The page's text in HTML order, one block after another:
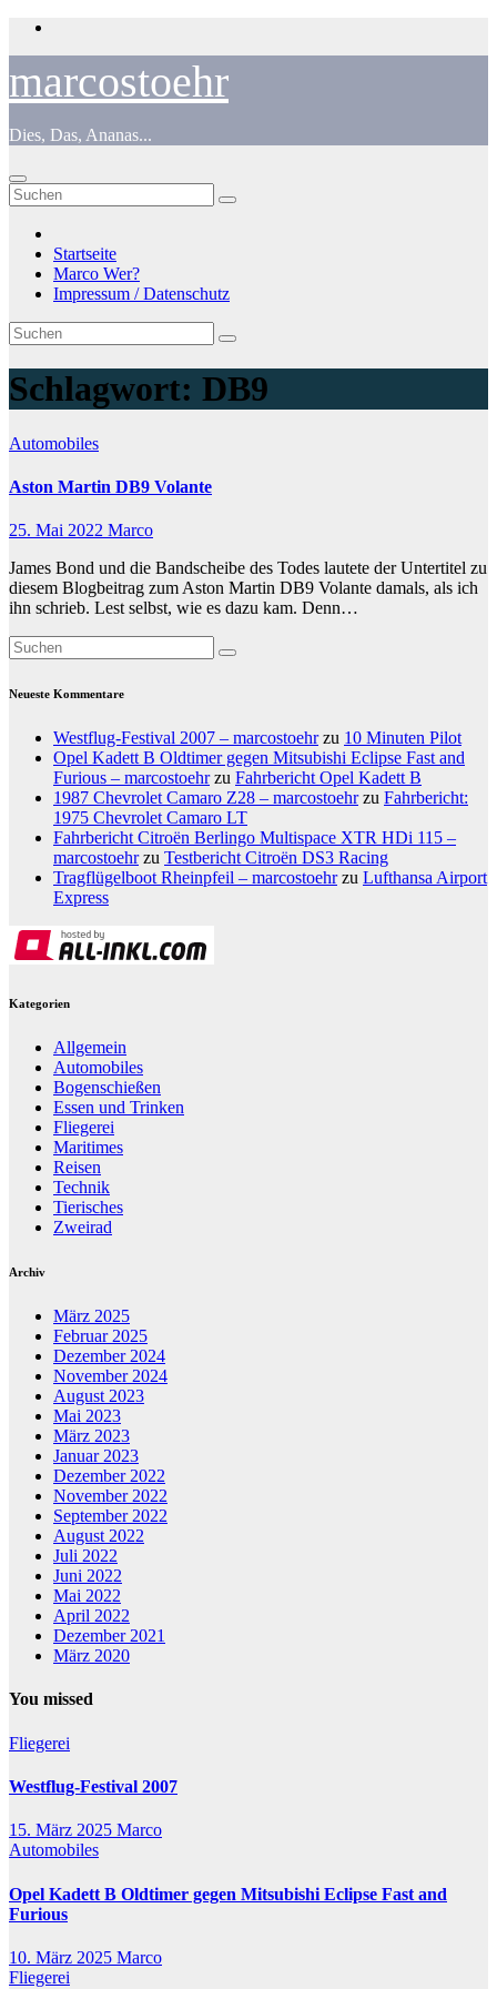
Zum
marcostoehr
Dies, Das, Ananas...
Startseite
Marco Wer?
Impressum / Datenschutz
Schlagwort: DB9
Automobiles
Aston Martin DB9 Volante
25. Mai 2022 Marco
James Bond und die Bandscheibe des Todes lautete der Untertitel zu
diesem Blogbeitrag zum Aston Martin DB9 Volante damals, als ich
ihn schrieb. Lest selbst, wie es dazu kam. Denn…
Neueste Kommentare
Westflug-Festival 2007 – marcostoehrzu 10 Minuten Pilot
Opel Kadett B Oldtimer gegen Mitsubishi Eclipse Fast and
Furious – marcostoehrzu Fahrbericht Opel Kadett B
1987 Chevrolet Camaro Z28 – marcostoehrzu Fahrbericht:
1975 Chevrolet Camaro LT
Fahrbericht Citroën Berlingo Multispace XTR HDi 115 –
marcostoehrzu Testbericht Citroën DS3 Racing
Tragflügelboot Rheinpfeil – marcostoehrzu Lufthansa Airport
Express
Kategorien
Allgemein
Automobiles
Bogenschießen
Essen und Trinken
Fliegerei
Maritimes
Reisen
Technik
Tierisches
Zweirad
Archiv
März 2025
Februar 2025
Dezember 2024
November 2024
August 2023
Mai 2023
März 2023
Januar 2023
Dezember 2022
November 2022
September 2022
August 2022
Juli 2022
Juni 2022
Mai 2022
April 2022
Dezember 2021
März 2020
You missed
Fliegerei
Westflug-Festival 2007
15. März 2025 Marco
Automobiles
Opel Kadett B Oldtimer gegen Mitsubishi Eclipse Fast and
Furious
10. März 2025 Marco
Fliegerei